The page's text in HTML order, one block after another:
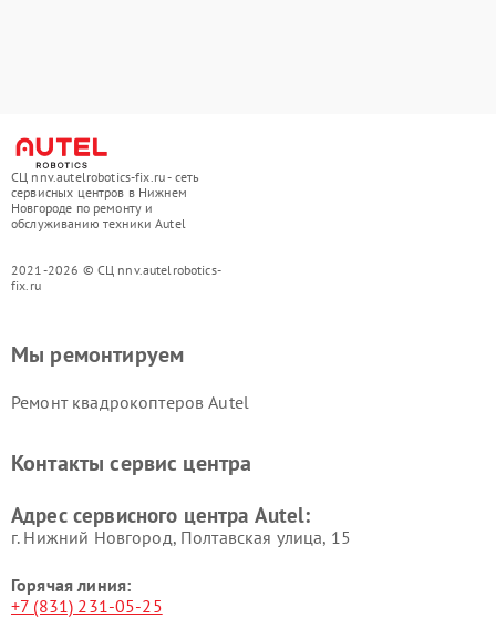
СЦ nnv.autelrobotics-fix.ru - сеть
сервисных центров в Нижнем
Новгороде по ремонту и
обслуживанию техники Autel
2021-2026 © СЦ nnv.autelrobotics-
fix.ru
Мы ремонтируем
Ремонт квадрокоптеров Autel
Контакты сервис центра
Адрес сервисного центра Autel:
г. Нижний Новгород, Полтавская улица, 15
Горячая линия:
+7 (831) 231-05-25